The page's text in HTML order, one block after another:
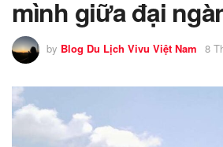
mình giữa đại
by Blog Du Lịch Vivu Việt Nam 8